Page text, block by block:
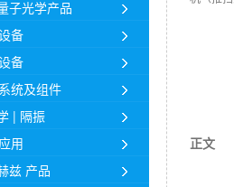
子光学产品
备
备
统及组件
| 隔振
用
兹 产品
正文